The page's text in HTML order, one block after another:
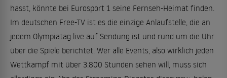
hasst, könnte bei Eurosport 1 seine Fernseh-Heimat finden.
Im deutschen Free-TV ist es die einzige Anlaufstelle, die an
jedem Olympiatag live auf Sendung ist und rund um die Uhr
über die Spiele berichtet. Wer alle Events, also wirklich jeden
Wettkampf mit über 3.800 Stunden sehen will, muss sich